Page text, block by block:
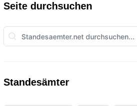
Seite durchsuchen
Standesämter